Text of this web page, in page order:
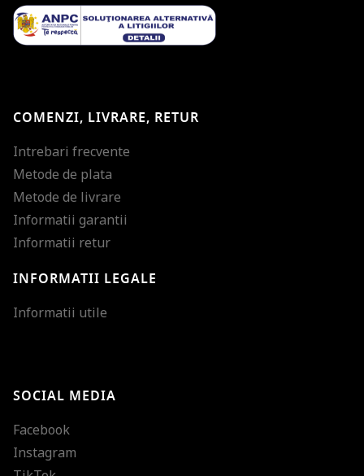
COMENZI, LIVRARE, RETUR
Intrebari frecvente
Metode de plata
Metode de livrare
Informatii garantii
Informatii retur
INFORMATII LEGALE
Informatii utile
SOCIAL MEDIA
Facebook
Instagram